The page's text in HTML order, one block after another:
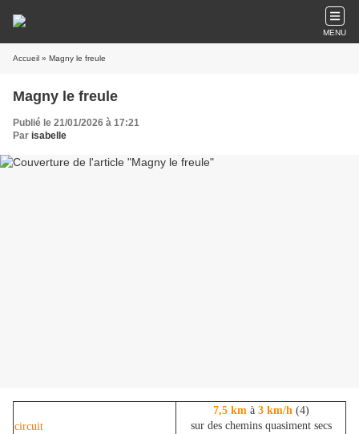
MENU
Accueil » Magny le freule
Magny le freule
Publié le 21/01/2026 à 17:21
Par isabelle
circuit
7,5 kmà 3 km/h(4)
sur des chemins quasiment secs